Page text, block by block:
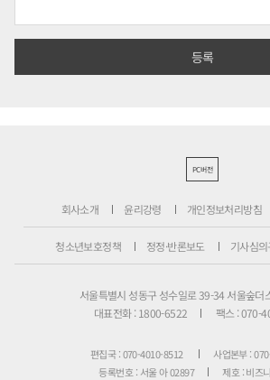
PC버전
회사소개 윤리강령 개인정보처리방침
청소년보호정책 정정·반론보도 기사심
서울특별시 성동구 성수일로 39-34 서울숲더
대표전화 : 1800-6522
팩스 : 070-
편집국 : 070-4010-8512
사업본부 :
등록번호 : 서울 아 02897
제호 : 비즈